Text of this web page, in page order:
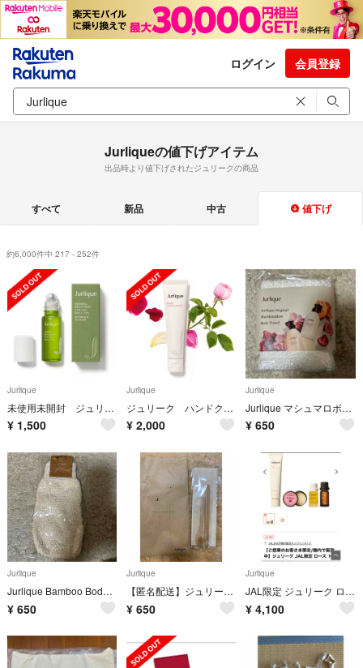
ログイン 会員登録
Jurliqueの値下げアイテム
出品時より値下げされたジュリークの商品
すべて 新品 中古 値下げ
約6,000件中 217 - 252件
Jurlique
未使用未開封 ジュリーク ハーバルアイオイル
¥ 1,500
Jurlique
ジュリーク ハンドクリーム ローズ 新品未使用
¥ 2,000
Jurlique
Jurlique マシュマロボディタオル 23cm x 100cm
¥ 650
Jurlique
Jurlique Bamboo Body Mitten
¥ 650
Jurlique
【匿名配送】ジュリーク バンブーカトラリーセット
¥ 650
Jurlique
JAL限定 ジュリーク ローズトータルケアキット
¥ 4,100